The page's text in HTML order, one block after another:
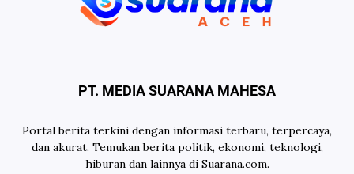
PT. MEDIA SUARANA MAHESA
Portal berita terkini dengan informasi terbaru, terpercaya,
dan akurat. Temukan berita politik, ekonomi, teknologi,
hiburan dan lainnya di Suarana.com.